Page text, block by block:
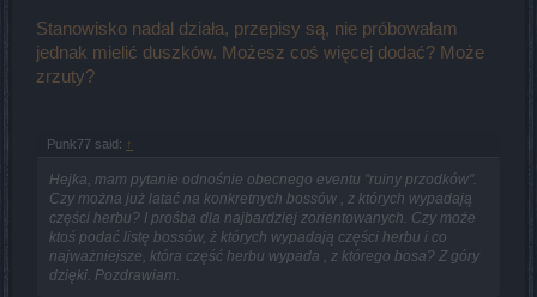
Stanowisko nadal działa, przepisy są, nie próbowałam
jednak mielić duszków. Możesz coś więcej dodać? Może
zrzuty?
Punk77 said: ↑
Hejka, mam pytanie odnośnie obecnego eventu "ruiny przodków".
Czy można już latać na konkretnych bossów , z których wypadają
części herbu? I prośba dla najbardziej zorientowanych. Czy może
ktoś podać listę bossów, ż których wypadają części herbu i co
najważniejsze, która część herbu wypada , z którego bosa? Z góry
dzięki. Pozdrawiam.